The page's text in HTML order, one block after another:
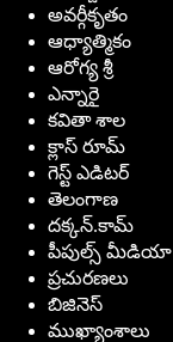
అవర్గీకృతం
ఆధ్యాత్మికం
ఆరోగ్య శ్రీ
ఎన్నారై
కవితా శాల
క్లాస్ రూమ్
గెస్ట్ ఎడిటర్
తెలంగాణ
దక్కన్.కామ్
పీపుల్స్ ‌మీడియా
ప్రచురణలు
బిజినెస్
ముఖ్యాంశాలు